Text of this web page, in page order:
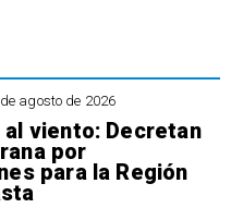
agosto de 2026
al viento: Decretan
por
para la Región